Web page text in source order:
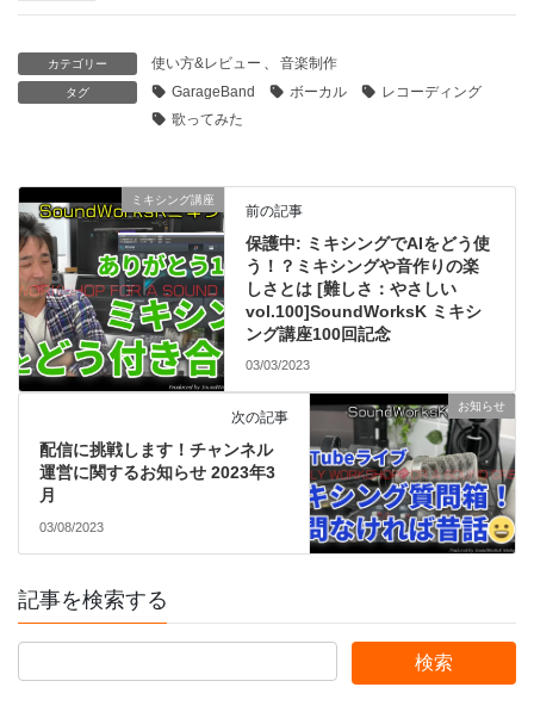
カテゴリー 使い方&レビュー 、 音楽制作
タグ GarageBand ボーカル
レコーディング
歌ってみた
ミキシング講座
前の記事
保護中: ミキシングでAIをどう使
う！？ミキシングや音作りの楽
しさとは [難しさ：やさしい
vol.100]SoundWorksK ミキシ
ング講座100回記念
03/03/2023
お知らせ
次の記事
配信に挑戦します！チャンネル
運営に関するお知らせ 2023年3
月
03/08/2023
記事を検索する